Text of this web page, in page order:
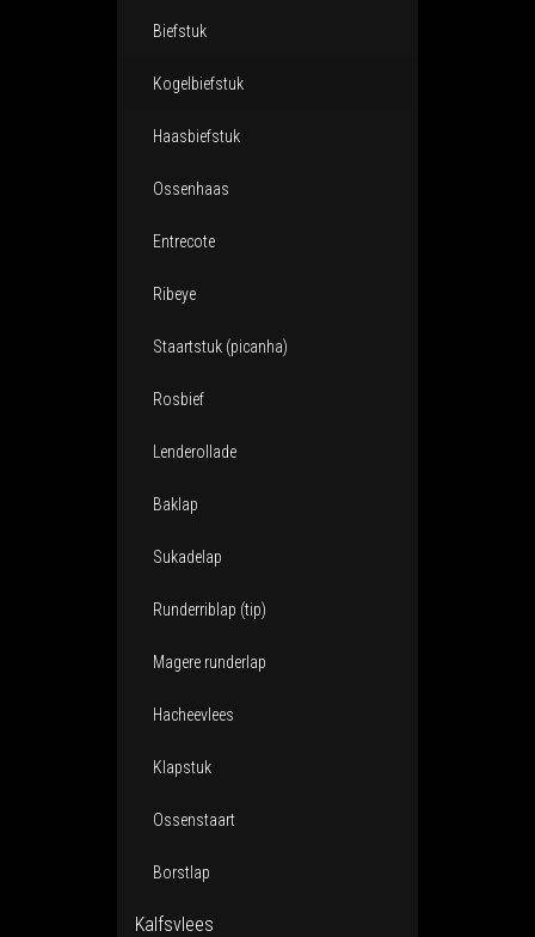
Biefstuk
Kogelbiefstuk
Haasbiefstuk
Ossenhaas
Entrecote
Ribeye
Staartstuk (picanha)
Rosbief
Lenderollade
Baklap
Sukadelap
Runderriblap (tip)
Magere runderlap
Hacheevlees
Klapstuk
Ossenstaart
Borstlap
Kalfsvlees